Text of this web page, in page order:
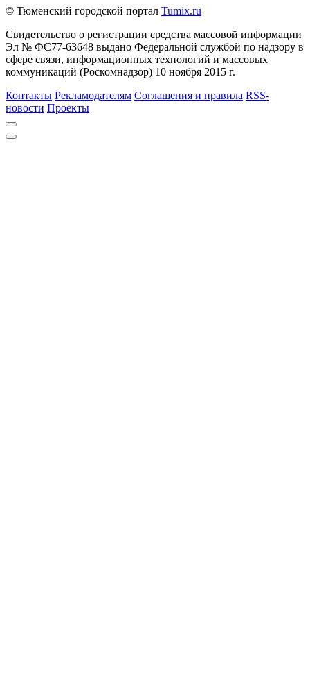
© Тюменский городской портал Tumix.ru
Свидетельство о регистрации средства массовой информации
Эл № ФС77-63648 выдано Федеральной службой по надзору в
сфере связи, информационных технологий и массовых
коммуникаций (Роскомнадзор) 10 ноября 2015 г.
Контакты Рекламодателям Соглашения и правила RSS-
новости Проекты